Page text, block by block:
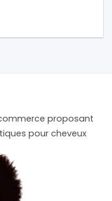
proposant
pour cheveux